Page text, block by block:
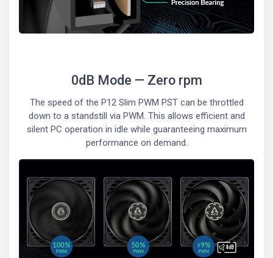
0dB Mode — Zero rpm
The speed of the P12 Slim PWM PST can be throttled
down to a standstill via PWM. This allows efficient and
silent PC operation in idle while guaranteeing maximum
performance on demand.